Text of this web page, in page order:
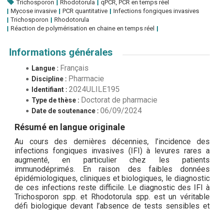
Trichosporon Rhodotorula
qPCR, PCR en temps réel
Mycose invasive
PCR quantitative
Infections fongiques invasives
Trichosporon
Rhodotorula
Réaction de polymérisation en chaine en temps réel
Informations générales
Langue : Français
Discipline : Pharmacie
Identifiant : 2024ULILE195
Type de thèse : Doctorat de pharmacie
Date de soutenance : 06/09/2024
Résumé en langue originale
Au cours des dernières décennies, l’incidence des
infections fongiques invasives (IFI) à levures rares a
augmenté, en particulier chez les patients
immunodéprimés. En raison des faibles données
épidémiologiques, cliniques et biologiques, le diagnostic
de ces infections reste difficile. Le diagnostic des IFI à
Trichosporon spp. et Rhodotorula spp. est un véritable
défi biologique devant l’absence de tests sensibles et